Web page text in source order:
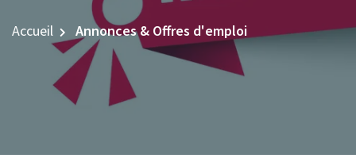
Accueil Annonces & Offres d'emploi